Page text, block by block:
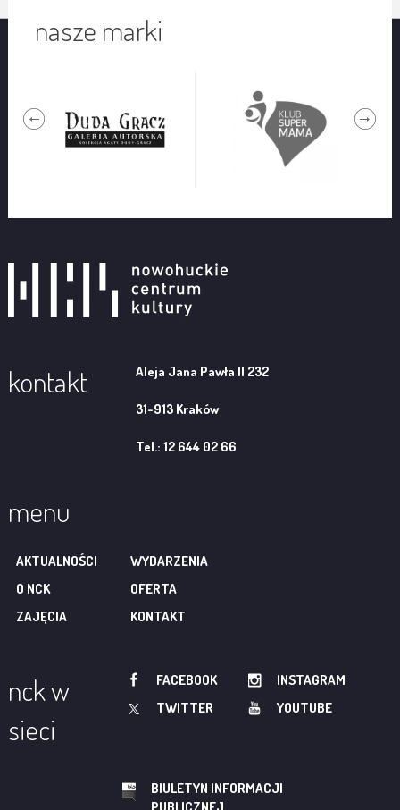
nasze marki
kontakt Aleja Jana Pawła II 232
31-913 Kraków
Tel.: 12 644 02 66
menu
AKTUALNOŚCI
WYDARZENIA
O NCK
OFERTA
ZAJĘCIA
KONTAKT
nck w
sieci
FACEBOOK
INSTAGRAM
TWITTER
YOUTUBE
BIULETYN INFORMACJI